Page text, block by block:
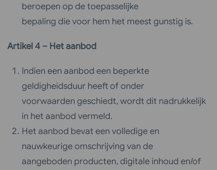
beroepen op de toepasselijke
bepaling die voor hem het meest gunstig is.
Artikel 4 – Het aanbod
Indien een aanbod een beperkte
geldigheidsduur heeft of onder
voorwaarden geschiedt, wordt dit nadrukkelijk
in het aanbod vermeld.
Het aanbod bevat een volledige en
nauwkeurige omschrijving van de
aangeboden producten, digitale inhoud en/of